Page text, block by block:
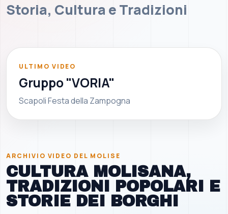
Storia, Cultura e Tradizioni
ULTIMO VIDEO
Gruppo "VORIA"
Scapoli Festa della Zampogna
ARCHIVIO VIDEO DEL MOLISE
CULTURA MOLISANA,
TRADIZIONI POPOLARI E
STORIE DEI BORGHI